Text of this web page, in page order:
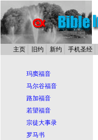
主页 旧约 新约 手机圣经
玛窦福音
马尔谷福音
路加福音
若望福音
宗徒大事录
罗马书